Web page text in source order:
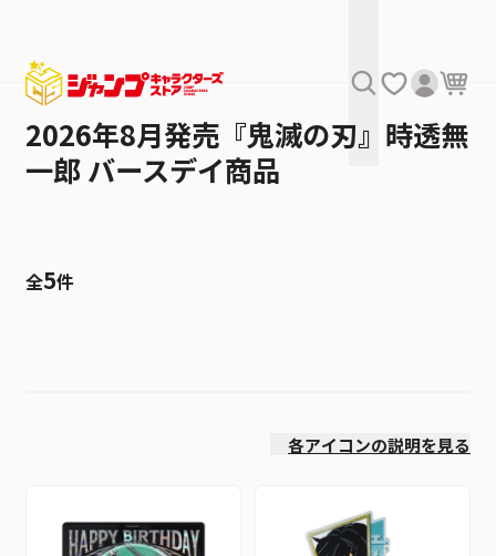
2026年8月発売『鬼滅の刃』時透無
一郎 バースデイ商品
全5件
各アイコンの説明を見る